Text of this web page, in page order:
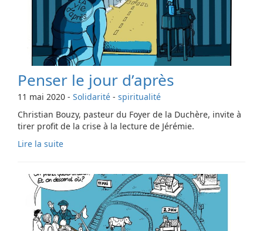
Penser le jour d’après
11 mai 2020 - Solidarité - spiritualité
Christian Bouzy, pasteur du Foyer de la Duchère, invite à
tirer profit de la crise à la lecture de Jérémie.
Lire la suite